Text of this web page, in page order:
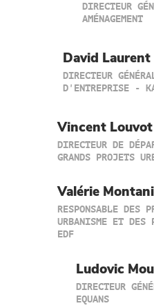
DIRECTEUR
AMÉNAGEMENT
David Laurent
DIRECTEUR
D'ENTREPRISE -
Vincent Louvot
DIRECTEUR DE
GRANDS PROJETS
Valérie
RESPONSABLE DES
URBANISME ET DES
EDF
Ludovic
DIRECTEUR
EQUANS